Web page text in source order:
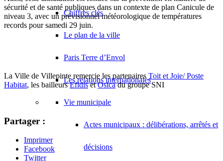
Chiffres clés
Le plan de la ville
Paris Terre d’Envol
Les relations internationales
Vie municipale
Actes municipaux : délibérations, arrêtés et
décisions
sécurité et de santé publiques dans un contexte de plan Canicule de
niveau 3, avec un prévisionnel météorologique de températures
records pour samedi 29 juin.
La Ville de Villepinte remercie les partenaires Toit et Joie/ Poste
Habitat, les bailleursEfidisetOsicadu groupe SNI
Partager :
Imprimer
Facebook
Twitter